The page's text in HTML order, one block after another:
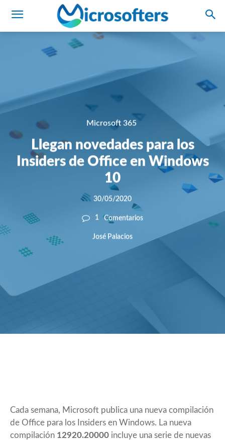
Microsoft 365
Llegan novedades para los
Insiders de Office en Windows
10
30/05/2020
1 Comentarios
José Palacios
Cada semana, Microsoft publica una nueva compilación
de Office para los Insiders en Windows. La nueva
compilación 12920.20000 incluye una serie de nuevas